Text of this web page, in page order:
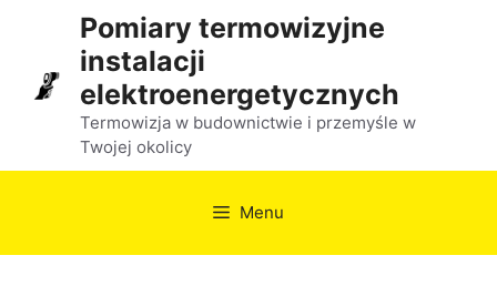
treści
Pomiary termowizyjne
instalacji
elektroenergetycznych
Termowizja w budownictwie i przemyśle w
Twojej okolicy
Menu